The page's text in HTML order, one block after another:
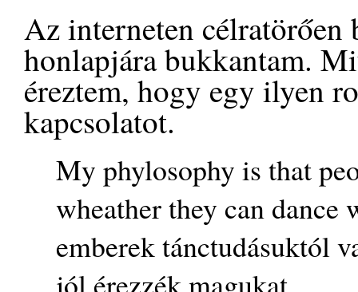
Az interneten
honlapjára bukkantam.
éreztem, hogy egy ilyen
kapcsolatot.
My phylosophy is that
wheather they can
emberek tánctudásuktól
jól érezzék magukat.